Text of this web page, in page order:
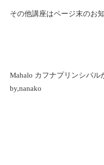
その他講座はページ末のお
Mahalo カフナプリンシパル
by,nanako